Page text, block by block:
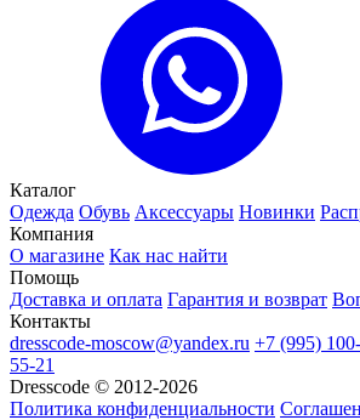
Каталог
Одежда Обувь Аксессуары Новинки
Компания
О магазине Как нас найти
Помощь
Доставка и оплата Гарантия и возврат
Контакты
dresscode-moscow@yandex.ru +7 (995)
55-21
Dresscode © 2012-2026
Политика конфиденциальности